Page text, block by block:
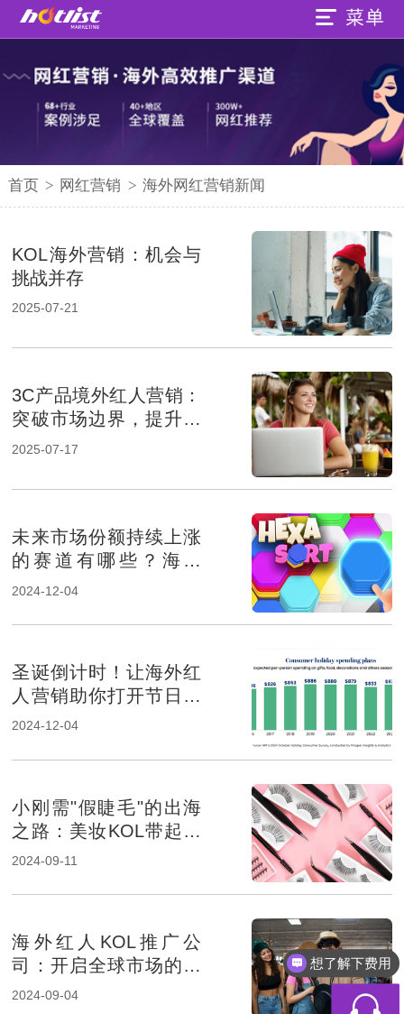
首页 > 网红营销 > 海外网红营销新闻
KOL海外营销：机会与
挑战并存
2025-07-21
3C产品境外红人营销：
突破市场边界，提升品
牌影响力
2025-07-17
未来市场份额持续上涨
的赛道有哪些？海外
KOL营销榜上有名
2024-12-04
圣诞倒计时！让海外红
人营销助你打开节日消
费市场！
2024-12-04
小刚需"假睫毛"的出海
之路：美妆KOL带起品
牌销量
2024-09-11
海外红人KOL推广公
司：开启全球市场的按
钮
2024-09-04
想了解下费用